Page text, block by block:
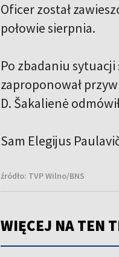
Oficer został
połowie sierpnia.
Po zbadaniu
zaproponował
D. Šakalienė
Sam Elegijus
źródło: TVP Wilno/BNS
WIĘCEJ NA TEN